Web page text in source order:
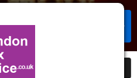
Boeken
Goedkope kaarten